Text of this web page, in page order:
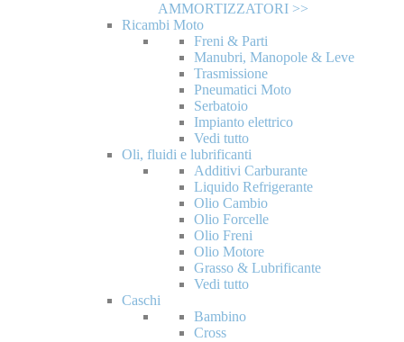
AMMORTIZZATORI >>
Ricambi Moto
Freni & Parti
Manubri, Manopole & Leve
Trasmissione
Pneumatici Moto
Serbatoio
Impianto elettrico
Vedi tutto
Oli, fluidi e lubrificanti
Additivi Carburante
Liquido Refrigerante
Olio Cambio
Olio Forcelle
Olio Freni
Olio Motore
Grasso & Lubrificante
Vedi tutto
Caschi
Bambino
Cross